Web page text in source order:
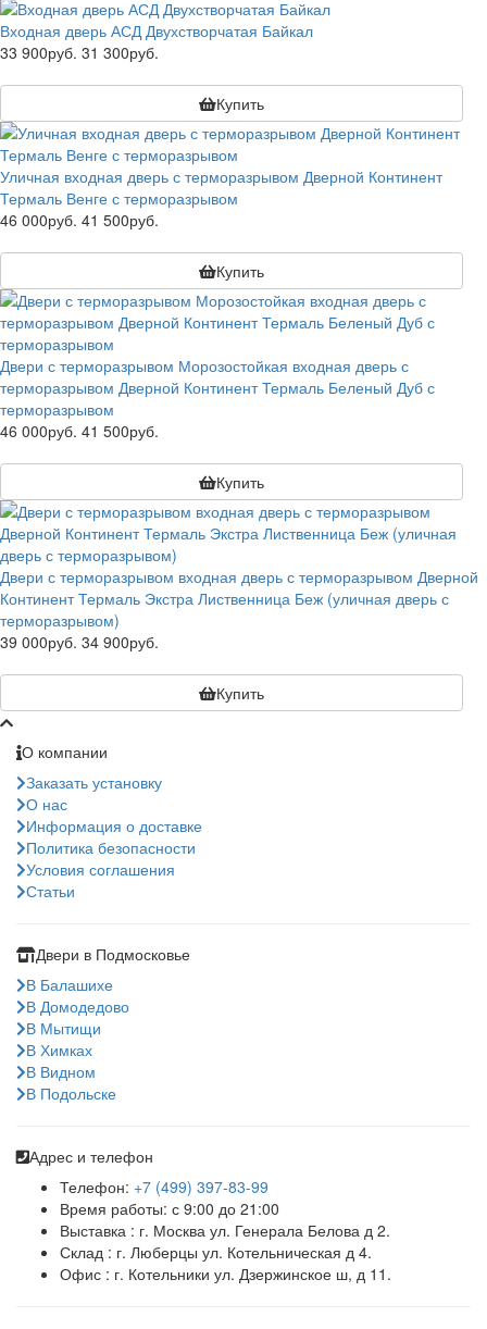
Входная дверь АСД Двухстворчатая Байкал
33 900руб. 31 300руб.
Купить
Уличная входная дверь с терморазрывом Дверной Континент
Термаль Венге с терморазрывом
46 000руб. 41 500руб.
Купить
Двери с терморазрывом Морозостойкая входная дверь с
терморазрывом Дверной Континент Термаль Беленый Дуб с
терморазрывом
46 000руб. 41 500руб.
Купить
Двери с терморазрывом входная дверь с терморазрывом Дверной
Континент Термаль Экстра Лиственница Беж (уличная дверь с
терморазрывом)
39 000руб. 34 900руб.
Купить
О компании
Заказать установку
О нас
Информация о доставке
Политика безопасности
Условия соглашения
Статьи
Двери в Подмосковье
В Балашихе
В Домодедово
В Мытищи
В Химках
В Видном
В Подольске
Адрес и телефон
Телефон: +7 (499) 397-83-99
Время работы: с 9:00 до 21:00
Выставка : г. Москва ул. Генерала Белова д 2.
Склад : г. Люберцы ул. Котельническая д 4.
Офис : г. Котельники ул. Дзержинское ш, д 11.